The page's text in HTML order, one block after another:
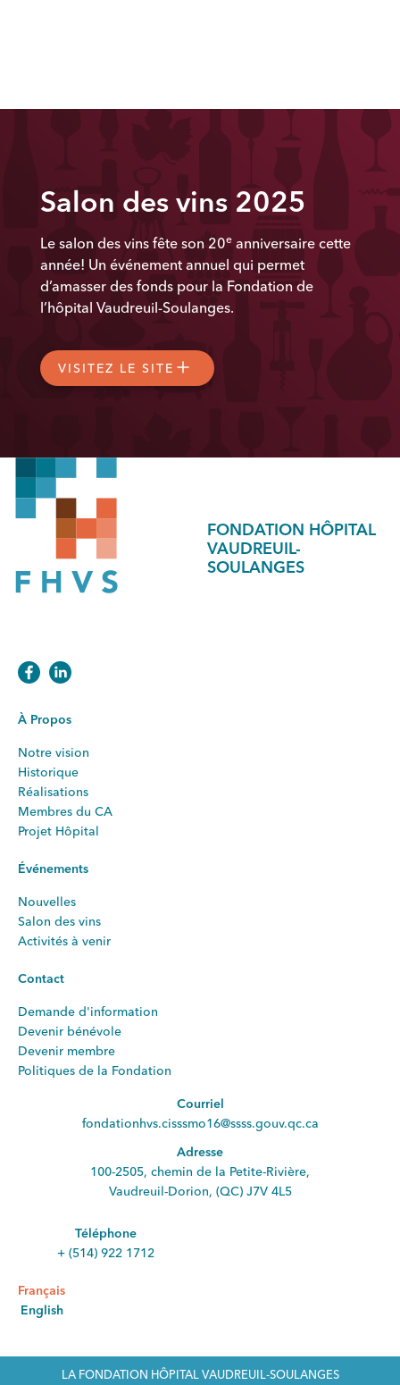
Salon des vins 2025
Le salon des vins fête son 20e anniversaire cette
année! Un événement annuel qui permet
d’amasser des fonds pour la Fondation de
l’hôpital Vaudreuil-Soulanges.
VISITEZ LE SITE
FONDATION HÔPITAL
VAUDREUIL-
SOULANGES
À Propos
Notre vision
Historique
Réalisations
Membres du CA
Projet Hôpital
Événements
Nouvelles
Salon des vins
Activités à venir
Contact
Demande d'information
Devenir bénévole
Devenir membre
Politiques de la Fondation
Courriel
fondationhvs.cisssmo16@ssss.gouv.qc.ca
Adresse
100-2505, chemin de la Petite-Rivière,
Vaudreuil-Dorion, (QC) J7V 4L5
Téléphone
+ (514) 922 1712
Français
English
LA FONDATION HÔPITAL VAUDREUIL-SOULANGES